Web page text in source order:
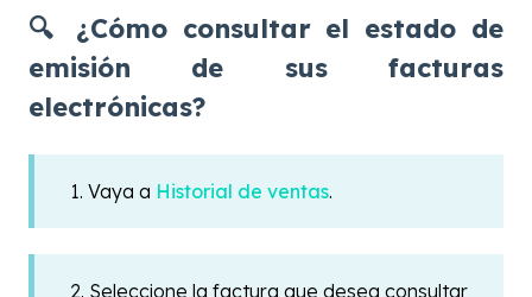
🔍 ¿Cómo consultar el estado de
emisión de sus facturas
electrónicas?
1. Vaya a Historial de ventas.
2. Seleccione la factura que desea consultar